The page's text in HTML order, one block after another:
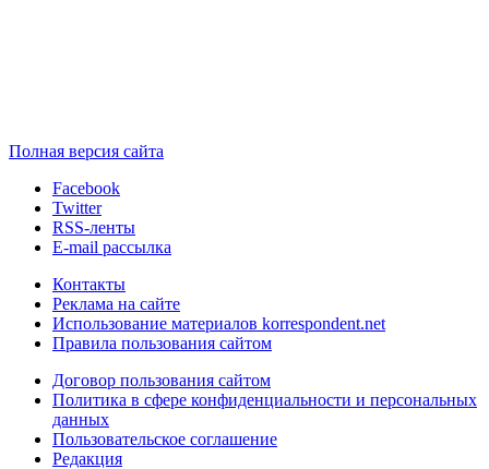
Полная версия сайта
Facebook
Twitter
RSS-ленты
E-mail рассылка
Контакты
Реклама на сайте
Использование материалов korrespondent.net
Правила пользования сайтом
Договор пользования сайтом
Политика в сфере конфиденциальности и персональных
данных
Пользовательское соглашение
Редакция